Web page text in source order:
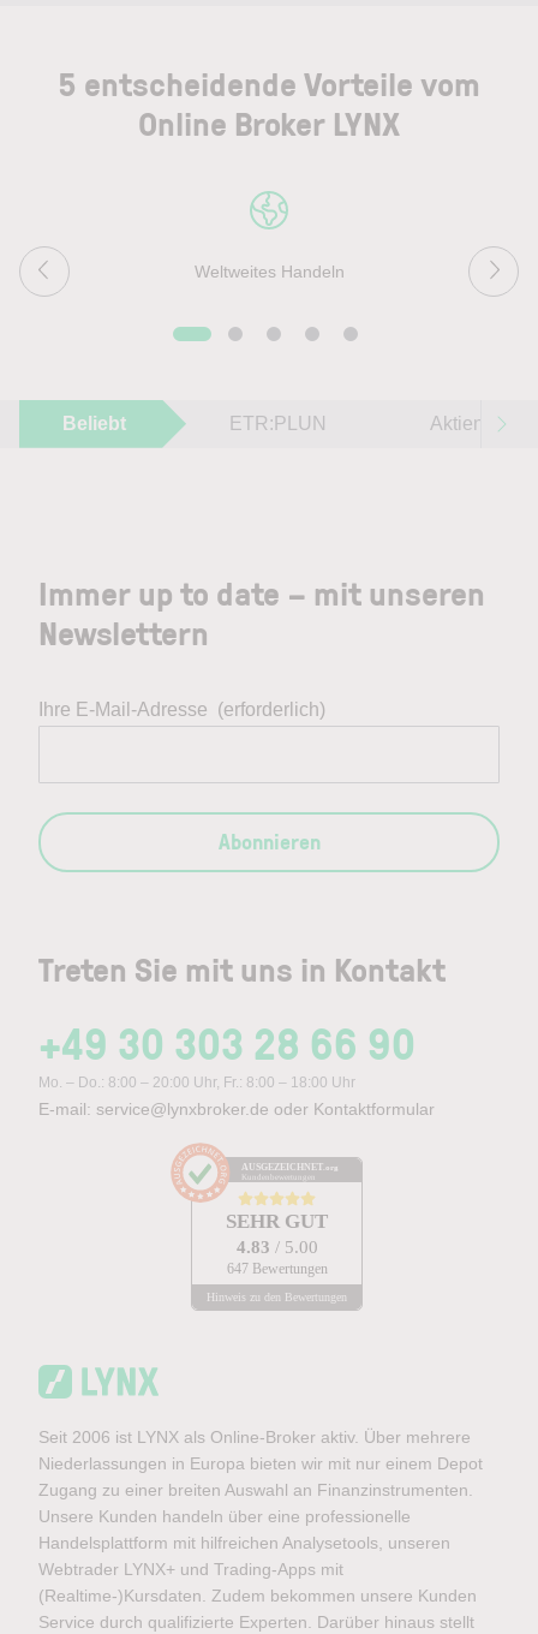
5 entscheidende Vorteile vom
Online Broker LYNX
Weltweites Handeln
Beliebt ETR:PLUN Aktien im
Treten Sie mit uns in Kontakt
+49 30 303 28 66 90
Mo. – Do.: 8:00 – 20:00 Uhr, Fr.: 8:00 – 18:00 Uhr
E-mail: service@lynxbroker.de oder Kontaktformular
AUSGEZEICHNET .org
Kundenbewertungen
SEHR GUT
4.83 / 5.00
647 Bewertungen
Hinweis zu den Bewertungen
Immer up to date – mit unseren
Newslettern
Ihre E-Mail-Adresse (erforderlich)
Abonnieren
Seit 2006 ist LYNX als Online-Broker aktiv. Über mehrere
Niederlassungen in Europa bieten wir mit nur einem Depot
Zugang zu einer breiten Auswahl an Finanzinstrumenten.
Unsere Kunden handeln über eine professionelle
Handelsplattform mit hilfreichen Analysetools, unseren
Webtrader LYNX+ und Trading-Apps mit
(Realtime-)Kursdaten. Zudem bekommen unsere Kunden
Service durch qualifizierte Experten. Darüber hinaus stellt